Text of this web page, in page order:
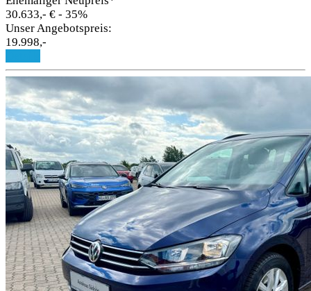
30.633,- € - 35%
Unser Angebotspreis:
19.998,-